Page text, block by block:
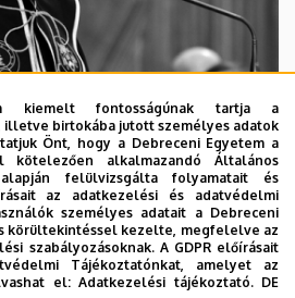
a Debreceni
kiemelt fontosságúnak tartja a
birtokába jutott személyes adatok
Önt, hogy a Debreceni Egyetem a
kötelezően alkalmazandó Általános
felülvizsgálta folyamatait és
az adatkezelési és adatvédelmi
személyes adatait a Debreceni
körültekintéssel kezelte, megfelelve az
szabályozásoknak. A GDPR előírásait
Tájékoztatónkat, amelyet az
el:Adatkezelési tájékoztató. DE